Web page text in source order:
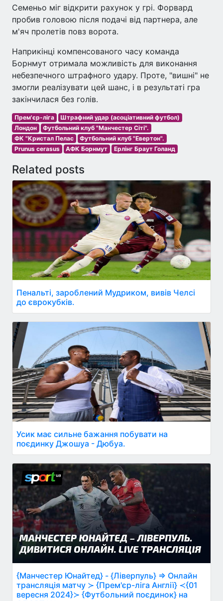
Семеньо міг відкрити рахунок у грі. Форвард
пробив головою після подачі від партнера, але
м'яч пролетів повз ворота.
Наприкінці компенсованого часу команда
Борнмут отримала можливість для виконання
небезпечного штрафного удару. Проте, "вишні" не
змогли реалізувати цей шанс, і в результаті гра
закінчилася без голів.
Прем'єр-ліга
Штрафний удар (асоціативний футбол)
Лондон
Футбольний клуб "Манчестер Сіті".
ФК "Кристал Пелас
Футбольний клуб "Евертон".
Prunus cerasus
АФК Борнмут Ерлінг Браут Голанд
Related posts
Пенальті, зароблений Мудриком, вивів Челсі
до єврокубків.
Усик має сильне бажання побувати на
поєдинку Джошуа - Дюбуа.
{Манчестер Юнайтед} - {Ліверпуль} ⇒ Онлайн
трансляція матчу ≻ {Прем'єр-ліга Англії} ≺{01
вересня 2024}≻ {Футбольний поєдинок} на